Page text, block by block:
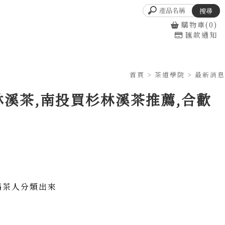
購物車(0)
匯款通知
首頁 > 茶道學院 > 最新消息
茶,南投買杉林溪茶推薦,合歡
人分類出來